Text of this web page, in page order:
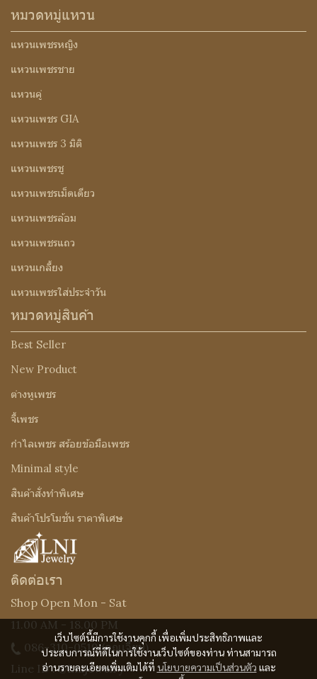
เว็บไซต์นี้มีการใช้งานคุกกี้ เพื่อเพิ่มประสิทธิภาพและ
ประสบการณ์ที่ดีในการใช้งานเว็บไซต์ของท่าน ท่านสามารถ
อ่านรายละเอียดเพิ่มเติมได้ที่ นโยบายความเป็นส่วนตัว และ
หมวดหมู่แหวน
แหวนเพชรหญิง
แหวนเพชรชาย
แหวนคู่
แหวนเพชร GIA
แหวนเพชร 3 มิติ
แหวนเพชรชู
แหวนเพชรเม็ดเดียว
แหวนเพชรล้อม
แหวนเพชรแถว
แหวนเกลี้ยง
แหวนเพชรใส่ประจำวัน
หมวดหมู่สินค้า
Best Seller
New Product
ต่างหูเพชร
จี้เพชร
กำไลเพชร สร้อยข้อมือเพชร
Minimal style
สินค้าสั่งทำพิเศษ
สินค้าโปรโมชั่น ราคาพิเศษ
ติดต่อเรา
Shop Open Mon - Sat
11.00 AM - 18.00 PM
086-310-0519(คุณเจี๊ยบ)
Line ID : @Lnijewelry